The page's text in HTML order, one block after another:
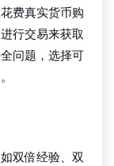
费真实货币购
行交易来获取
问题，选择可
双倍经验、双